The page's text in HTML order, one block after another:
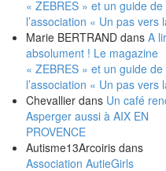
« ZEBRES » et un guide de
l’association « Un pas vers
Marie BERTRANDdans A
absolument ! Le magazine
« ZEBRES » et un guide de
l’association « Un pas vers
Chevallierdans Un café
Asperger aussi à AIX EN
PROVENCE
Autisme13Arcoirisdans
Association AutieGirls